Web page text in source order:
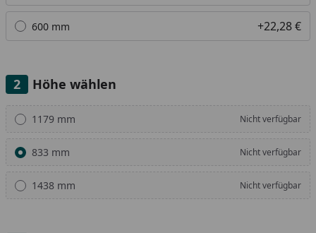
600 mm +22,28 €
Höhe wählen
Alle anzeigen (3)
1179 mm Nicht verfügbar
833 mm Nicht verfügbar
1438 mm Nicht verfügbar